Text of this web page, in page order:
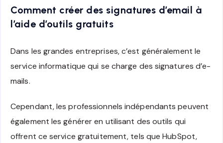
Comment créer des signatures d’email à
l’aide d’outils gratuits
Dans les grandes entreprises, c’est généralement le
service informatique qui se charge des signatures d’e-
mails.
Cependant, les professionnels indépendants peuvent
également les générer en utilisant des outils qui
offrent ce service gratuitement, tels que HubSpot,